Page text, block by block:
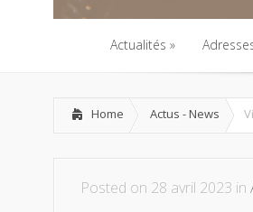
Actualités
Actualités
Home Actus - News
Posted on 28 avril 2023 in